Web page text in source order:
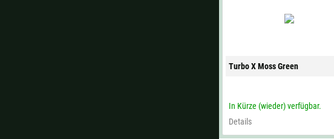
Turbo X Moss Green
In Kürze (wieder) verfügbar.
Details